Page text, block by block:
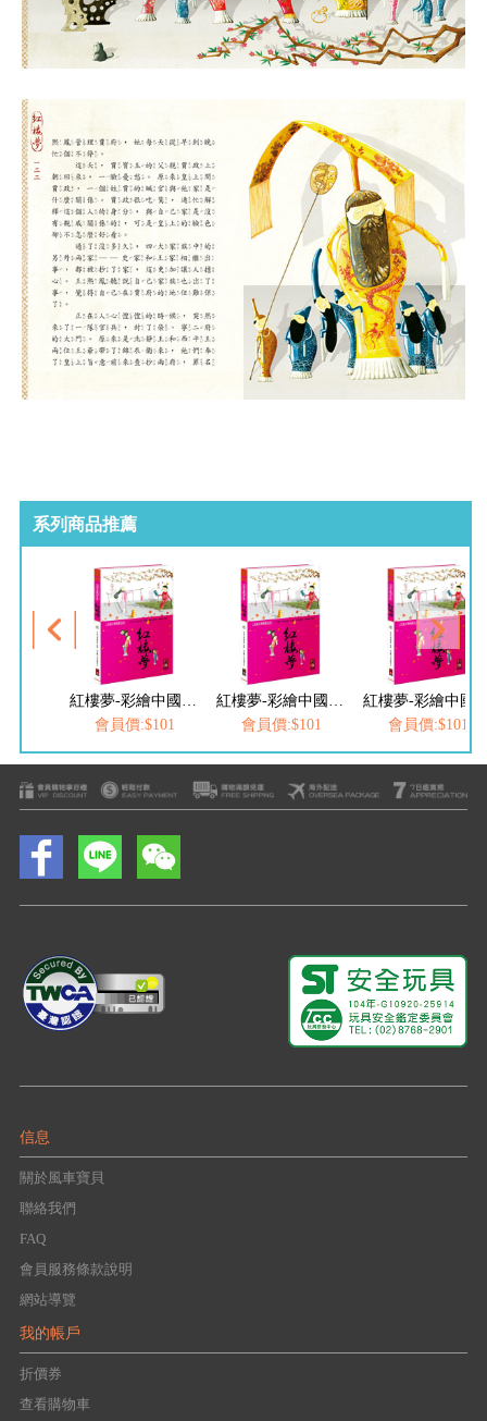
系列商品推薦
紅樓夢-彩繪中國經典名著
會員價:$101
紅樓夢-彩繪中國經典名著
會員價:$101
會員價:$101
信息
關於風車寶貝
聯絡我們
FAQ
會員服務條款說明
網站導覽
我的帳戶
折價券
查看購物車